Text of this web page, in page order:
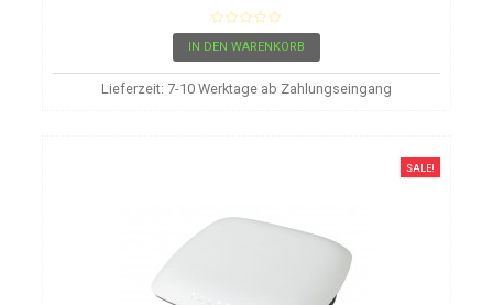
IN DEN WARENKORB
Lieferzeit: 7-10 Werktage ab Zahlungseingang
SALE!